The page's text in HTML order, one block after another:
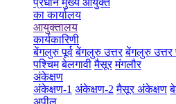
प्रधान मुख्य आयुक्त
का कार्यालय
आयुक्तालय
कार्यकारिणी
बेंगलुरु पूर्व बेंगलुरु उत्तर बेंगलुरु उत्तर
पश्चिम बेलगावी मैसूर मंगलौर
अंकेक्षण
अंकेक्षण-1 अंकेक्षण-2 मैसूर अंकेक्षण
अपील